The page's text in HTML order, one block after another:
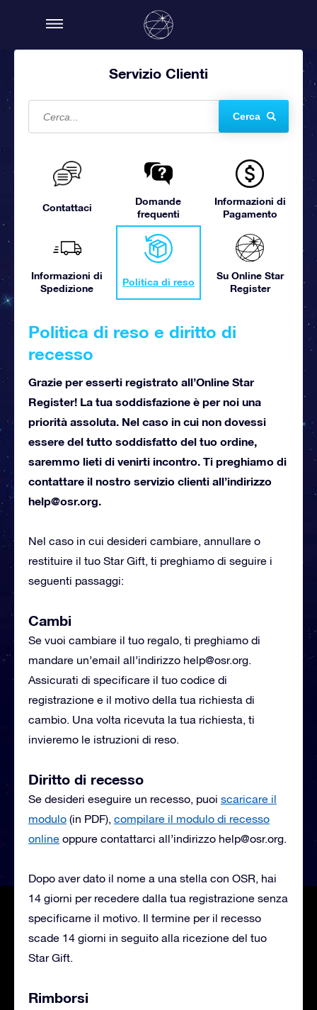
Servizio Clienti
Cerca
Contattaci
Domande
frequenti
Informazioni di
Pagamento
Informazioni di
Spedizione
Politica di reso
Su Online Star
Register
Politica di reso e diritto di
recesso
Grazie per esserti registrato all’Online Star
Register! La tua soddisfazione è per noi una
priorità assoluta. Nel caso in cui non dovessi
essere del tutto soddisfatto del tuo ordine,
saremmo lieti di venirti incontro. Ti preghiamo di
contattare il nostro servizio clienti all’indirizzo
help@osr.org.
Nel caso in cui desideri cambiare, annullare o
restituire il tuo Star Gift, ti preghiamo di seguire i
seguenti passaggi:
Cambi
Se vuoi cambiare il tuo regalo, ti preghiamo di
mandare un’email all’indirizzo help@osr.org.
Assicurati di specificare il tuo codice di
registrazione e il motivo della tua richiesta di
cambio. Una volta ricevuta la tua richiesta, ti
invieremo le istruzioni di reso.
Diritto di recesso
Se desideri eseguire un recesso, puoi scaricare il
modulo (in PDF), compilare il modulo di recesso
online oppure contattarci all’indirizzo help@osr.org.
Dopo aver dato il nome a una stella con OSR, hai
14 giorni per recedere dalla tua registrazione senza
specificarne il motivo. Il termine per il recesso
scade 14 giorni in seguito alla ricezione del tuo
Star Gift.
Rimborsi